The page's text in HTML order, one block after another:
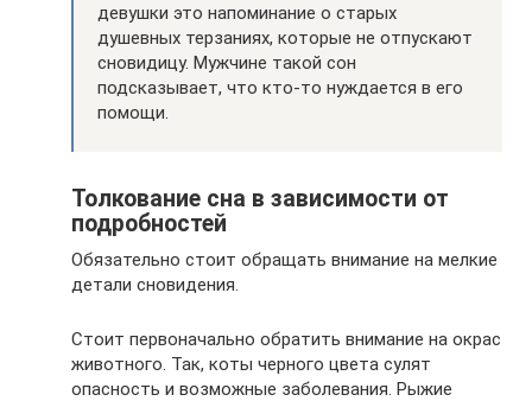
девушки это напоминание о старых
душевных терзаниях, которые не отпускают
сновидицу. Мужчине такой сон
подсказывает, что кто-то нуждается в его
помощи.
Толкование сна в зависимости от
подробностей
Обязательно стоит обращать внимание на мелкие
детали сновидения.
Стоит первоначально обратить внимание на окрас
животного. Так, коты черного цвета сулят
опасность и возможные заболевания. Рыжие